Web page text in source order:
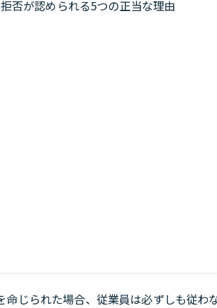
命じられた場合、従業員は必ずしも従わ